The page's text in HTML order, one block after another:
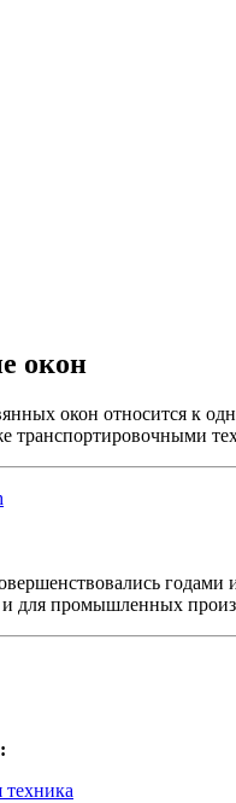
окон
окон относится к
транспортировочными
и для промышленных
техника